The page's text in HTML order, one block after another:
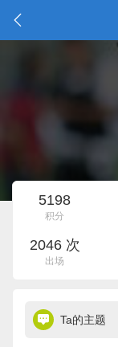
5198
积分
2046 次
出场
Ta的主题